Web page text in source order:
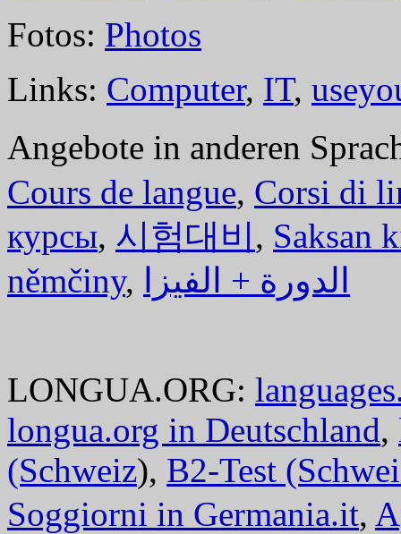
Fotos: Photos
Links: Computer, IT,
Angebote in anderen
Cours de langue, Corsi di
курсы, 시험대비, Saksan
němčiny, الدورة + الفيزا
LONGUA.ORG:
longua.org in Deutschland,
(Schweiz), B2-Test
Soggiorni in Germania.it,